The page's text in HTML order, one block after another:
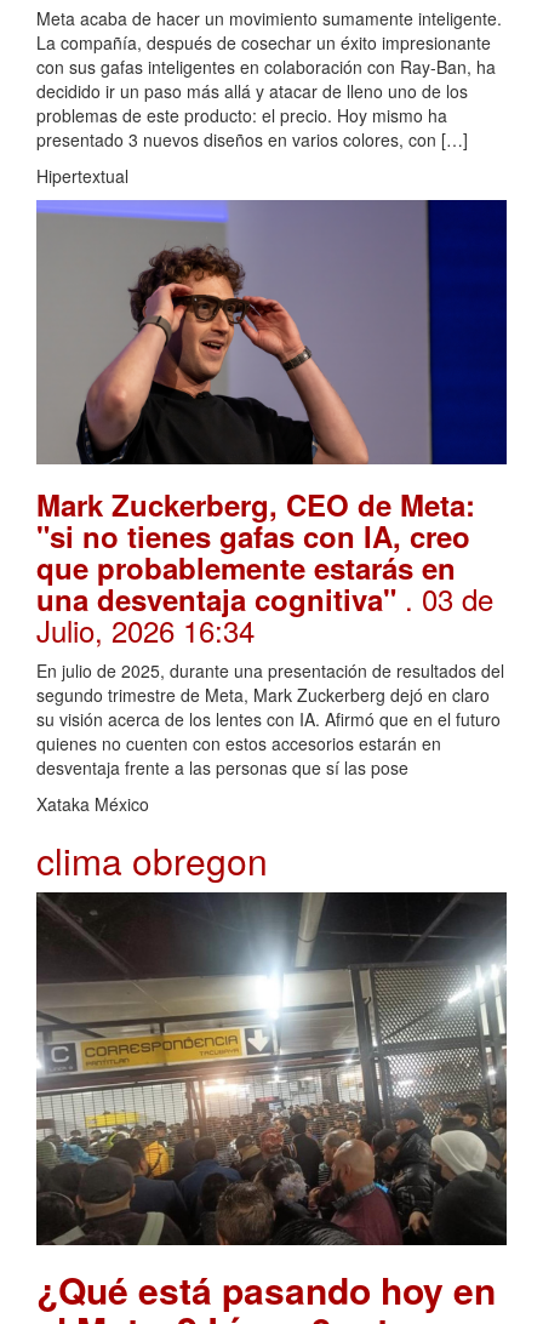
Meta acaba de hacer un movimiento sumamente inteligente.
La compañía, después de cosechar un éxito impresionante
con sus gafas inteligentes en colaboración con Ray-Ban, ha
decidido ir un paso más allá y atacar de lleno uno de los
problemas de este producto: el precio. Hoy mismo ha
presentado 3 nuevos diseños en varios colores, con […]
Hipertextual
Mark Zuckerberg, CEO de Meta:
"si no tienes gafas con IA, creo
que probablemente estarás en
una desventaja cognitiva" . 03 de
Julio, 2026 16:34
En julio de 2025, durante una presentación de resultados del
segundo trimestre de Meta, Mark Zuckerberg dejó en claro
su visión acerca de los lentes con IA. Afirmó que en el futuro
quienes no cuenten con estos accesorios estarán en
desventaja frente a las personas que sí las pose
Xataka México
clima obregon
¿Qué está pasando hoy en